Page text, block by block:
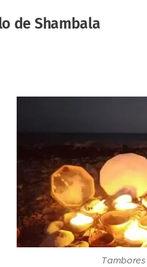
de Shambala